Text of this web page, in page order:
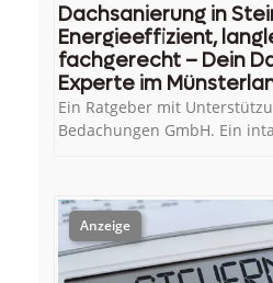
Dachsanierung in
Energieeffizient,
fachgerecht – Dein
Experte im
Ein Ratgeber mit
Bedachungen GmbH. Ein